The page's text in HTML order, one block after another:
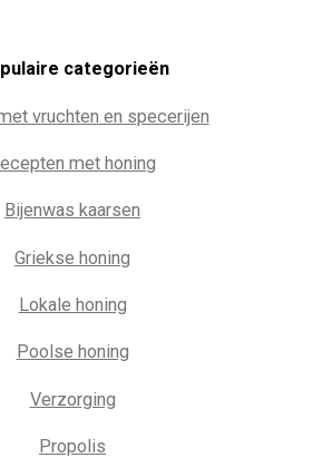
categorieën
vruchten en specerijen
met honing
Bijenwas kaarsen
Griekse honing
Lokale honing
Poolse honing
Verzorging
Propolis